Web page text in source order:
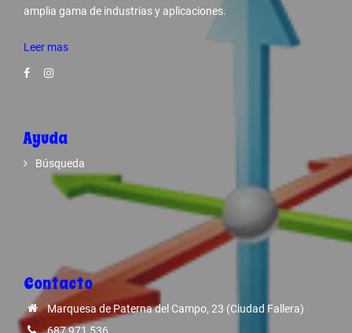
amplia gama de industrias y aplicaciones.
Leer mas
Ayuda
Búsqueda
Contacto
Marquesa de Paterna del Campo, 23 (Ciudad Fallera)